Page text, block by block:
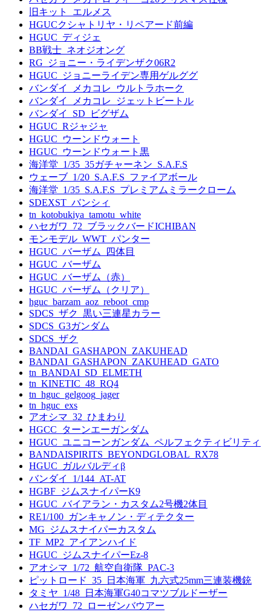
旧キット_エルメス
HGUCクシャトリヤ・リペアード前編
HGUC_ディジェ
BB戦士_ネオジオング
RG_ジョニー・ライデンザク06R2
HGUC_ジョニーライデン専用ゲルググ
バンダイ_メカコレ_ウルトラホーク
バンダイ_メカコレ_ジェットビートル
バンダイ_SD_ビグザム
HGUC_Rジャジャ
HGUC_ウーンドウォート
HGUC_ウーンドウォート黒
海洋堂_1/35_35ガチャーネン_S.A.F.S
ウェーブ_1/20_S.A.F.S_ファイアボール
海洋堂_1/35_S.A.F.S_プレミアムミラークローム
SDEXST_バンシィ
tn_kotobukiya_tamotu_white
ハセガワ_72_ブラックバードICHIBAN
モンモデル_WWT_パンター
HGUC_バーザム_四体目
HGUC_バーザム
HGUC_バーザム（赤）
HGUC_バーザム（クリア）
hguc_barzam_aoz_reboot_cmp
SDCS_ザク_黒い三連星カラー
SDCS_G3ガンダム
SDCS_ザク
BANDAI_GASHAPON_ZAKUHEAD
BANDAI_GASHAPON_ZAKUHEAD_GATO
tn_BANDAI_SD_ELMETH
tn_KINETIC_48_RQ4
tn_hguc_gelgoog_jager
tn_hguc_exs
アオシマ_32_ひまわり
HGCC_ターンエーガンダム
HGUC_ユニコーンガンダム_ペルフェクティビリティ
BANDAISPIRITS_BEYONDGLOBAL_RX78
HGUC_ガルバルディβ
バンダイ_1/144_AT-AT
HGBF_ジムスナイパーK9
HGUC_バイアラン・カスタム2号機2体目
RE1/100_ガンキャノン・ディテクター
MG_ジムスナイパーカスタム
TF_MP2_アイアンハイド
HGUC_ジムスナイパーEz-8
アオシマ_1/72_航空自衛隊_PAC-3
ピットロード_35_日本海軍_九六式25mm三連装機銃
タミヤ_1/48_日本海軍G40コマツブルドーザー
ハセガワ_72_ローゼンバウアー